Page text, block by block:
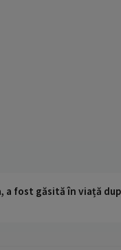
fost găsită în viață